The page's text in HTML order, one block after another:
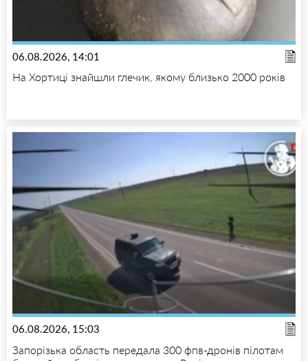
06.08.2026, 14:01
На Хортиці знайшли глечик, якому близько 2000 років
06.08.2026, 15:03
Запорізька область передала 300 фпв-дронів пілотам